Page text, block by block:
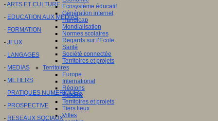
Ecosystème éducatif
Génération internet
Handicap
Mondialisation
Normes scolaires
Regards sur l’Ecole
Santé
Société connectée
Territoires et projets
Territoires
Europe
International
Régions
Ruralité
Territoires et projets
Tiers lieux
Villes
-ARTS ET CULTURE
- EDUCATION AUX MEDIAS
- FORMATION
- JEUX
- LANGAGES
- MEDIAS
- METIERS
- PRATIQUES NUMERIQUES
- PROSPECTIVE
- RESEAUX SOCIAUX